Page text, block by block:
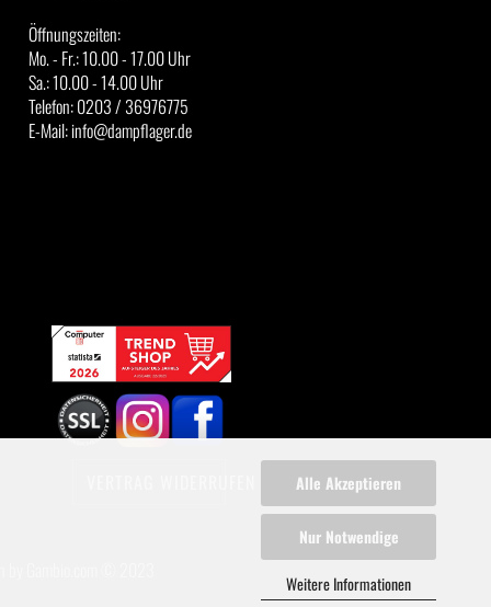
Alle Akzeptieren
Nur Notwendige
Weitere Informationen
Öffnungszeiten:
Mo. - Fr.: 10.00 - 17.00 Uhr
Sa.: 10.00 - 14.00 Uhr
Telefon: 0203 / 36976775
E-Mail: info@dampflager.de